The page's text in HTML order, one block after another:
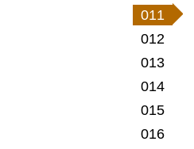
011
012
013
014
015
016